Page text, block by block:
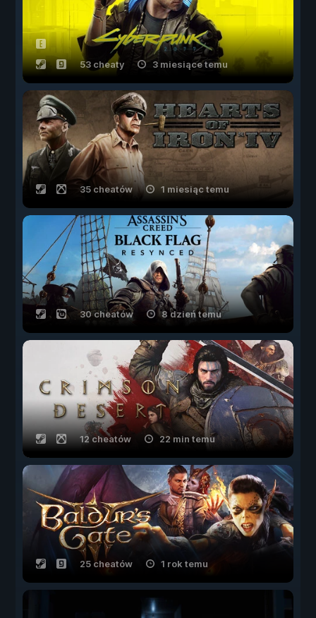
53 cheaty 3 miesiące temu
35 cheatów 1 miesiąc temu
30 cheatów 8 dzień temu
12 cheatów 22 min temu
25 cheatów 1 rok temu